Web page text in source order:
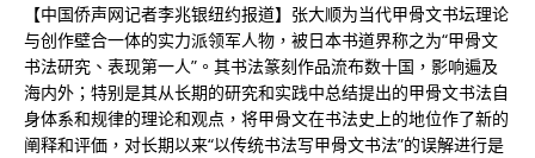
【中国侨声网记者李兆银纽约报道】张大顺为当代甲骨文书坛理论
与创作壁合一体的实力派领军人物，被日本书道界称之为“甲骨文
书法研究、表现第一人”。其书法篆刻作品流布数十国，影响遍及
海内外；特别是其从长期的研究和实践中总结提出的甲骨文书法自
身体系和规律的理论和观点，将甲骨文在书法史上的地位作了新的
阐释和评価，对长期以来“以传统书法写甲骨文书法”的误解进行是